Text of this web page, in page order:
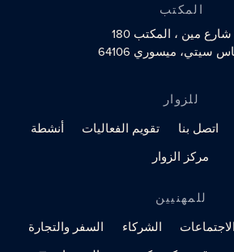
المكتب
، المكتب 180
سيتي، ميسوري 64106
للزوار
اتصل بنا تقويم الفعاليات
أنشطة
مركز الزوار
للمهنيين
الاجتماعات الشركاء
السفر والتجارة